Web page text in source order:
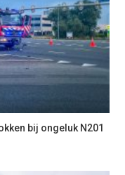
bij ongeluk N201